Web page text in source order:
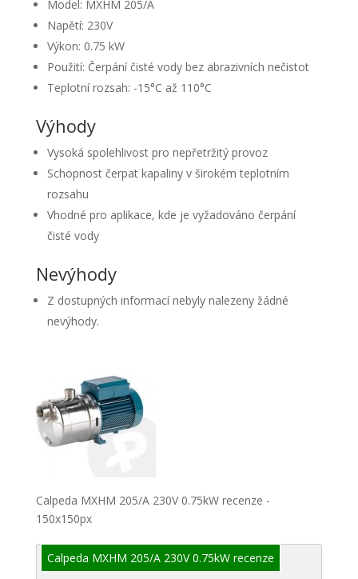
Model: MXHM 205/A
Napětí: 230V
Výkon: 0.75 kW
Použití: Čerpání čisté vody bez abrazivních nečistot
Teplotní rozsah: -15°C až 110°C
Výhody
Vysoká spolehlivost pro nepřetržitý provoz
Schopnost čerpat kapaliny v širokém teplotním
rozsahu
Vhodné pro aplikace, kde je vyžadováno čerpání
čisté vody
Nevýhody
Z dostupných informací nebyly nalezeny žádné
nevýhody.
Calpeda MXHM 205/A 230V 0.75kW recenze -
150x150px
Calpeda MXHM 205/A 230V 0.75kW recenze